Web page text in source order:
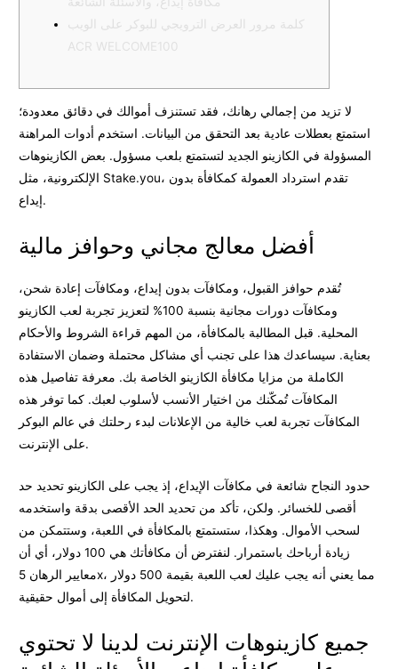
كلمة مرور العرض الترويجي للبوكر على الويب
ACR WELCOME100
لا تزيد من إجمالي رهانك، فقد تستنزف أموالك في دقائق معدودة؛
استمتع بعطلات عادية بعد التحقق من البيانات. استخدم أدوات المراهنة
المسؤولة في الكازينو الجديد لتستمتع بلعب مسؤول. بعض الكازينوهات
الإلكترونية، مثل Stake.you، تقدم استرداد العمولة كمكافأة بدون
إيداع.
أفضل معالج مجاني وحوافز مالية
تُقدم حوافز القبول، ومكافآت بدون إيداع، ومكافآت إعادة شحن،
ومكافآت دورات مجانية بنسبة 100% لتعزيز تجربة لعب الكازينو
المحلية. قبل المطالبة بالمكافأة، من المهم قراءة الشروط والأحكام
بعناية. سيساعدك هذا على تجنب أي مشاكل محتملة وضمان الاستفادة
الكاملة من مزايا مكافأة الكازينو الخاصة بك. معرفة تفاصيل هذه
المكافآت تُمكّنك من اختيار الأنسب لأسلوب لعبك. كما توفر هذه
المكافآت تجربة لعب خالية من الإعلانات لبدء رحلتك في عالم البوكر
على الإنترنت.
حدود النجاح شائعة في مكافآت الإيداع، إذ يجب على الكازينو تحديد حد
أقصى للخسائر. ولكن، تأكد من تحديد الحد الأقصى بدقة واستخدمه
لسحب الأموال. وهكذا، ستستمتع بالمكافأة في اللعبة، وستتمكن من
زيادة أرباحك باستمرار. لنفترض أن مكافأتك هي 100 دولار، أي أن
معايير الرهان 5x، مما يعني أنه يجب عليك لعب اللعبة بقيمة 500 دولار
لتحويل المكافأة إلى أموال حقيقية.
جميع كازينوهات الإنترنت لدينا لا تحتوي